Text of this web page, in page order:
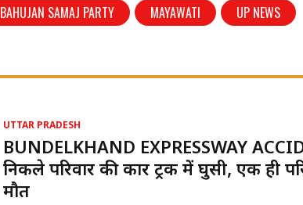
BAHUJAN SAMAJ PARTY MAYAWATI UP NEWS
UTTAR PRADESH
BUNDELKHAND EXPRESSWAY
निकले परिवार की कार ट्रक में घुसी, एक ही
मौत